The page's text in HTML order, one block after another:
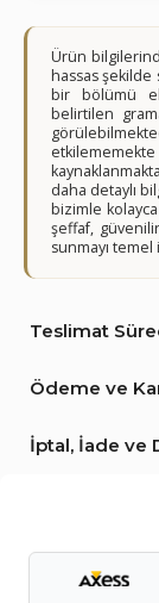
Ürün
hassas şekilde
bir bölümü
belirtilen
daha detaylı
bizimle
şeffaf,
sunmayı
Teslimat
Ödeme ve
İptal, İade ve